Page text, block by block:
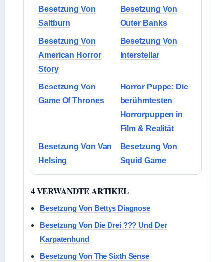
Besetzung Von
Saltburn
Besetzung Von
Outer Banks
Besetzung Von
American Horror
Story
Besetzung Von
Interstellar
Besetzung Von
Game Of Thrones
Horror Puppe: Die
berühmtesten
Horrorpuppen in
Film & Realität
Besetzung Von Van
Helsing
Besetzung Von
Squid Game
4 VERWANDTE ARTIKEL
Besetzung Von Bettys Diagnose
Besetzung Von Die Drei ??? Und Der
Karpatenhund
Besetzung Von The Sixth Sense